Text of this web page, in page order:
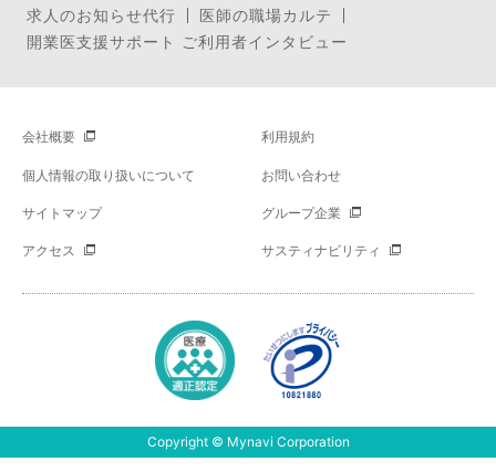
求人のお知らせ代行
医師の職場カルテ
開業医支援サポート ご利用者インタビュー
会社概要 利用規約
個人情報の取り扱いについて お問い合わせ
サイトマップ グループ企業
アクセス サスティナビリティ
Copyright © Mynavi Corporation